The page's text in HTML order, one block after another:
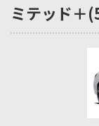
ミテッド＋